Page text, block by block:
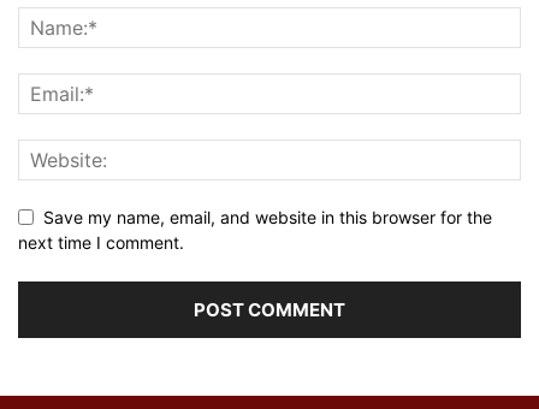
Save my name, email, and website in this browser for the
next time I comment.